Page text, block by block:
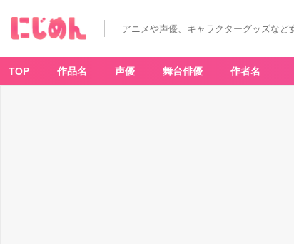
アニメや声優、キャラクターグッズなど
TOP 作品名 声優 舞台俳優 作者名